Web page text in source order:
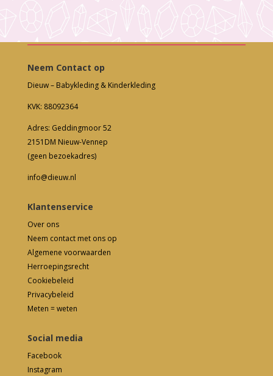
Neem Contact op
Dieuw – Babykleding & Kinderkleding
KVK: 88092364
Adres: Geddingmoor 52
2151DM Nieuw-Vennep
(geen bezoekadres)
info@dieuw.nl
Klantenservice
Over ons
Neem contact met ons op
Algemene voorwaarden
Herroepingsrecht
Cookiebeleid
Privacybeleid
Meten = weten
Social media
Facebook
Instagram